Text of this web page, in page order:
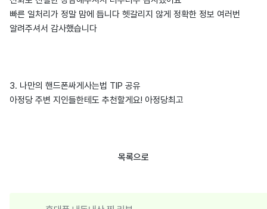
빠른 일처리가 정말 맘에 듭니다 헷갈리지 않게 정확한 정보 여러번
알려주셔서 감사했습니다
3. 나만의 핸드폰싸게사는법 TIP 공유
아정당 주변 지인들한테도 추천할게요! 아정당최고
목록으로